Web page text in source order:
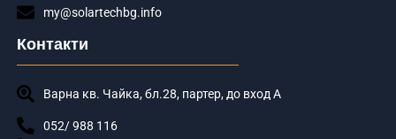
my@solartechbg.info
Контакти
Варна кв. Чайка, бл.28, партер, до вход А
052/ 988 116